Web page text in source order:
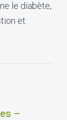
le diabète,
et
–